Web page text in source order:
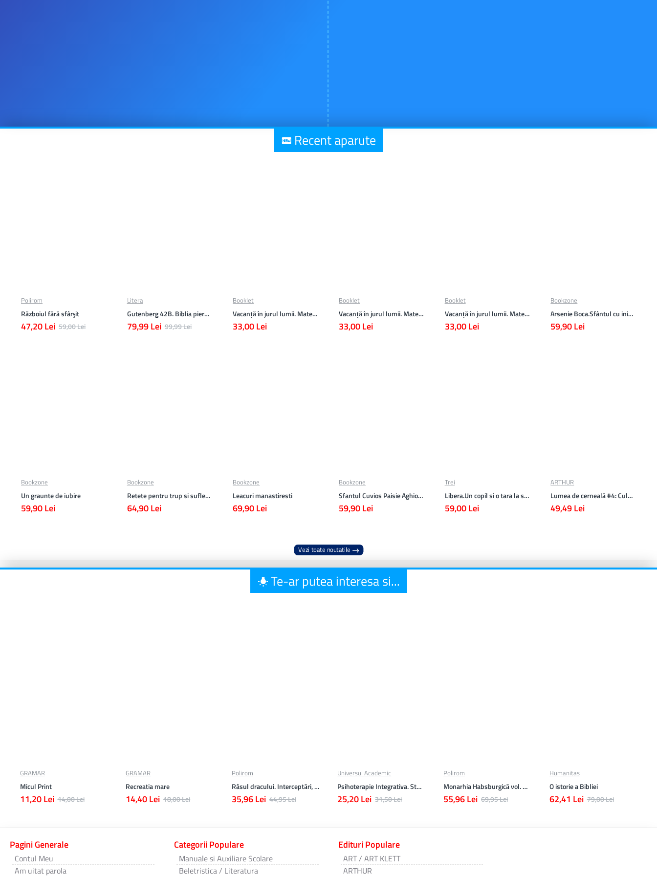
Recent aparute
Polirom
Războiul fără sfârşit
47,20 Lei 59,00 Lei
Litera
Gutenberg 42B. Biblia pierduta
79,99 Lei 99,99 Lei
Booklet
Vacanță în jurul lumii. Matematică clasa a VII-a – EDIȚIA 2026
33,00 Lei
Booklet
Vacanță în jurul lumii. Matematică clasa a VI-a – EDIȚIA 2026
33,00 Lei
Booklet
Vacanță în jurul lumii. Matematică clasa a V-a – EDIȚIA 2026
33,00 Lei
Bookzone
Arsenie Boca.Sfântul cu inima cat cerul
59,90 Lei
Bookzone
Un graunte de iubire
59,90 Lei
Bookzone
Retete pentru trup si suflet din bucataria manastirii
64,90 Lei
Bookzone
Leacuri manastiresti
69,90 Lei
Bookzone
Sfantul Cuvios Paisie Aghioritul
59,90 Lei
Trei
Libera.Un copil si o tara la sfarsitul istoriei.Lea Ypi
59,00 Lei
ARTHUR
Lumea de cerneală #4: Culoarea răzbunării
49,49 Lei
Vezi toate noutatile
Te-ar putea interesa si...
GRAMAR
Micul Print
11,20 Lei 14,00 Lei
GRAMAR
Recreatia mare
14,40 Lei 18,00 Lei
Polirom
Râsul dracului. Interceptări, informaţii desecretizate, autodenunţuri
35,96 Lei 44,95 Lei
Universul Academic
Psihoterapie Integrativa. Studii
25,20 Lei 31,50 Lei
Polirom
Monarhia Habsburgică vol. VI (1848-1918)
55,96 Lei 69,95 Lei
Humanitas
O istorie a Bibliei
62,41 Lei 79,00 Lei
Pagini Generale
Contul Meu
Am uitat parola
Categorii Populare
Manuale si Auxiliare Scolare
Beletristica / Literatura
Edituri Populare
ART / ART KLETT
ARTHUR